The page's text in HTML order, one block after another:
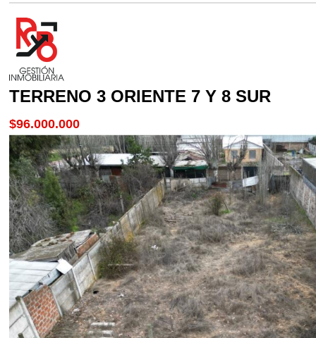
TERRENO 3 ORIENTE 7 Y 8 SUR
$96.000.000